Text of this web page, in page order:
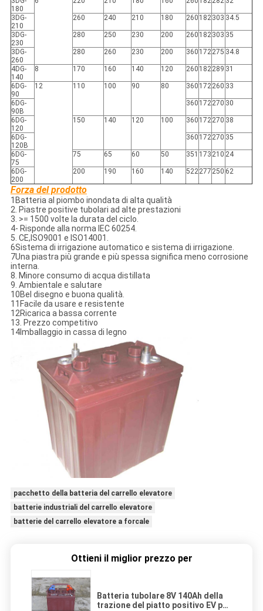
180
3DG-
210
260 240 210 180 260 182303 34.5
3DG-
230
280 250 230 200 260 182303 35
3DG-
260
280 260 230 200 360 172275 34.8
4DG-
140
8 170 160 140 120 260 182289 31
6DG-
90
12 110 100 90 80 360 172260 33
6DG-
90B
360 172270 30
6DG-
120
150 140 120 100 360 172270 38
6DG-
120B
360 172270 35
6DG-
75
75 65 60 50 351 173 210 24
6DG-
200
200 190 160 140 522277 250 62
Forza del prodotto
1Batteria al piombo inondata di alta qualità
2. Piastre positive tubolari ad alte prestazioni
3. >= 1500 volte la durata del ciclo.
4- Risponde alla norma IEC 60254.
5. CE,ISO9001 e ISO14001.
6Sistema di irrigazione automatico e sistema di irrigazione.
7Una piastra più grande e più spessa significa meno corrosione
interna.
8. Minore consumo di acqua distillata
9. Ambientale e salutare
10Bel disegno e buona qualità.
11Facile da usare e resistente
12Ricarica a bassa corrente
13. Prezzo competitivo
14Imballaggio in cassa di legno
pacchetto della batteria del carrello elevatore
batterie industriali del carrello elevatore
batterie del carrello elevatore a forcale
Ottieni il miglior prezzo per
Batteria tubolare 8V 140Ah della
trazione del piatto positivo EV per